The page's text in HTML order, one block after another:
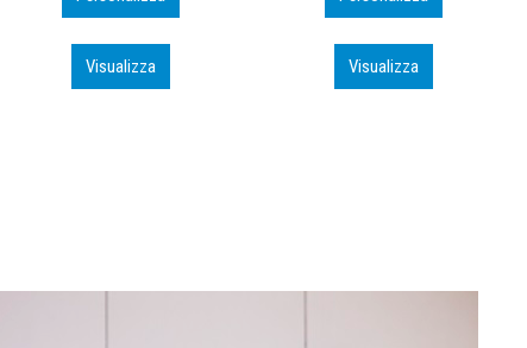
Visualizza Visualizza